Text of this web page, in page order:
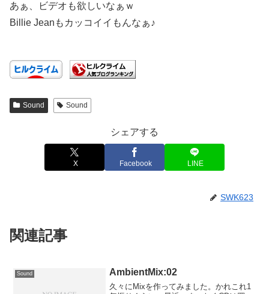
あぁ、ビデオも欲しいなぁｗ
Billie Jeanもカッコイイもんなぁ♪
Sound Sound
シェアする
X Facebook LINE
SWK623
関連記事
Sound AmbientMix:02
久々にMixを作ってみました。かれこれ1